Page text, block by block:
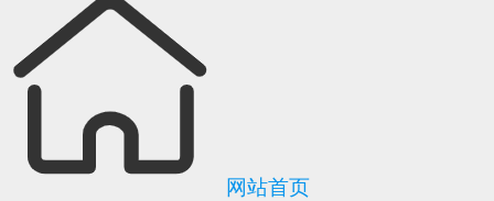
网站首页